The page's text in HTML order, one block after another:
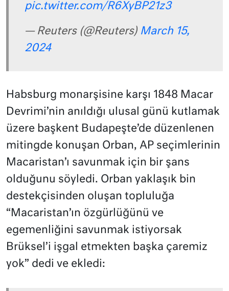
pic.twitter.com/R6XyBP21z3
— Reuters (@Reuters) March 15,
2024
Habsburg monarşisine karşı 1848 Macar
Devrimi’nin anıldığı ulusal günü kutlamak
üzere başkent Budapeşte’de düzenlenen
mitingde konuşan Orban, AP seçimlerinin
Macaristan’ı savunmak için bir şans
olduğunu söyledi. Orban yaklaşık bin
destekçisinden oluşan topluluğa
“Macaristan’ın özgürlüğünü ve
egemenliğini savunmak istiyorsak
Brüksel’i işgal etmekten başka çaremiz
yok” dedi ve ekledi: